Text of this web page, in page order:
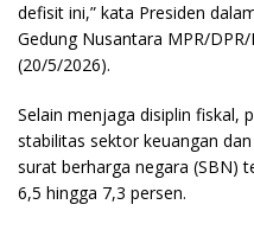
defisit ini,” kata Presiden
Gedung Nusantara MPR/
(20/5/2026).
Selain menjaga disiplin fiskal,
stabilitas sektor keuangan
surat berharga negara (SBN)
6,5 hingga 7,3 persen.